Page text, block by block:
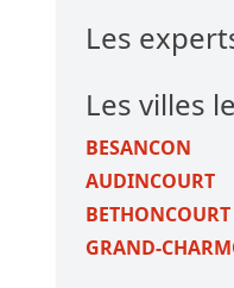
Les
Les villes
BESANCON
AUDINCOURT
BETHONCOURT
GRAND-